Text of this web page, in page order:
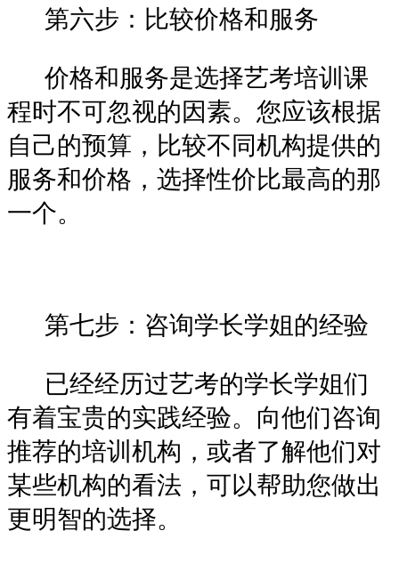
第六步：比较价格和服务
价格和服务是选择艺考培训课
程时不可忽视的因素。您应该根据
自己的预算，比较不同机构提供的
服务和价格，选择性价比最高的那
一个。
第七步：咨询学长学姐的经验
已经经历过艺考的学长学姐们
有着宝贵的实践经验。向他们咨询
推荐的培训机构，或者了解他们对
某些机构的看法，可以帮助您做出
更明智的选择。